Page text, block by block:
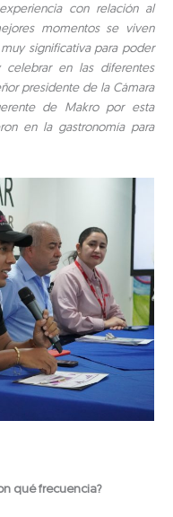
con relación al
momentos se viven
significativa para poder
en las diferentes
presidente de la Cámara
de Makro por esta
en la gastronomía para
qué frecuencia?